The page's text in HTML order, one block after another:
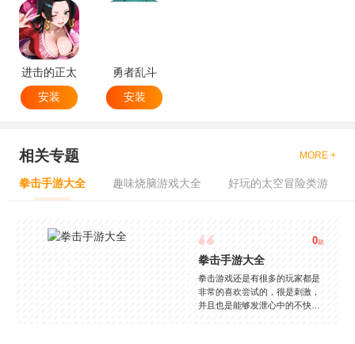
进击的正太
安装
勇者乱斗
安装
相关专题 MORE +
拳击手游大全 趣味烧脑游戏大全 好玩的太空冒险类游
0款
拳击手游大全
拳击游戏还是有很多的玩家都是
非常的喜欢尝试的，很是刺激，
并且也是能够发泄心中的不快